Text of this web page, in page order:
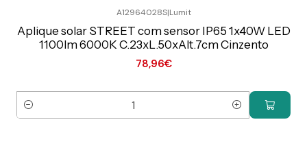
A12964028S|Lumit
Aplique solar STREET com sensor IP65 1x40W LED
1100lm 6000K C.23xL.50xAlt.7cm Cinzento
78,96€
Quantidade